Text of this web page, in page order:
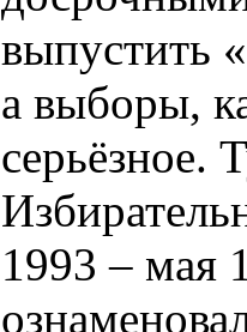
выпустить
а выборы,
серьёзное.
1993 – мая